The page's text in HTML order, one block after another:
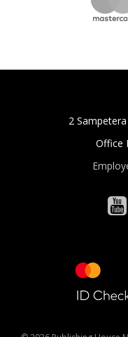
2
Office